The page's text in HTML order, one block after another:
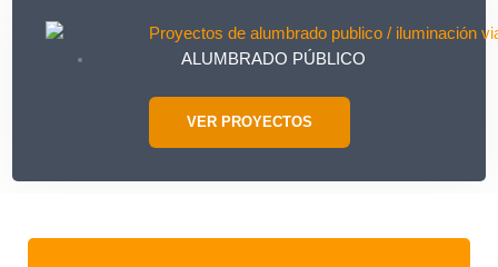
ALUMBRADO PÚBLICO
VER PROYECTOS